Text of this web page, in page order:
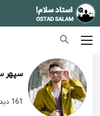
سپهر
161 دیدگاه